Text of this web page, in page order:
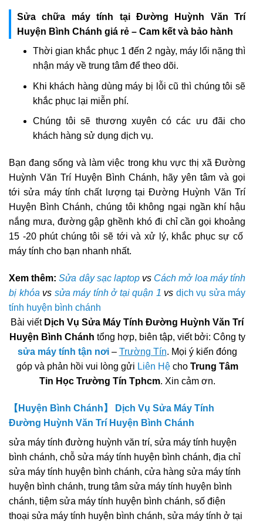
Sửa chữa máy tính tại Đường Huỳnh Văn Trí
Huyện Bình Chánh giá rẻ – Cam kết và bảo hành
Thời gian khắc phục 1 đến 2 ngày, máy lổi nặng thì
nhận máy về trung tâm để theo dõi.
Khi khách hàng dùng máy bị lỗi cũ thì chúng tôi sẽ
khắc phục lại miễn phí.
Chúng tôi sẽ thương xuyên có các ưu đãi cho
khách hàng sử dụng dịch vụ.
Bạn đang sống và làm việc trong khu vực thị xã Đường
Huỳnh Văn Trí Huyện Bình Chánh, hãy yên tâm và gọi
tới sửa máy tính chất lượng tại Đường Huỳnh Văn Trí
Huyện Bình Chánh, chúng tôi không ngại ngần khí hậu
nắng mưa, đường gập ghềnh khó đi chỉ cần gọi khoảng
15 -20 phút chúng tôi sẽ tới và xử lý, khắc phục sự cố
máy tính cho bạn nhanh nhất.
Xem thêm: Sửa dây sạc laptopvs Cách mở loa máy tính
bị khóa vs sửa máy tính ở tại quận 1 vs dịch vụ sửa máy
tính huyện bình chánh
Bài viết Dịch Vụ Sửa Máy Tính Đường Huỳnh Văn Trí
Huyện Bình Chánh tổng hợp, biên tập, viết bởi: Công ty
sửa máy tính tận nơi– Trường Tín. Mọi ý kiến đóng
góp và phản hồi vui lòng gửi Liên Hệcho Trung Tâm
Tin Học Trường Tín Tphcm. Xin cảm ơn.
【Huyện Bình Chánh】 Dịch Vụ Sửa Máy Tính
Đường Huỳnh Văn Trí Huyện Bình Chánh
sửa máy tính đường huỳnh văn trí, sửa máy tính huyện
bình chánh, chỗ sửa máy tính huyện bình chánh, địa chỉ
sửa máy tính huyện bình chánh, cửa hàng sửa máy tính
huyện bình chánh, trung tâm sửa máy tính huyện bình
chánh, tiệm sửa máy tính huyện bình chánh, số điện
thoại sửa máy tính huyện bình chánh, sửa máy tính ở tại